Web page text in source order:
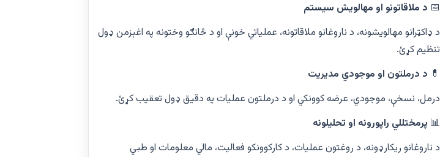
📅 د ملاقاتونو او مهالویش سیستم
د ډاکټرانو مهالویشونه، د ناروغانو ملاقاتونه، عملیاتي خونې او د څانګو وختونه په اغېزمن ډول
تنظیم کړئ.
💊 د درملتون او موجودي مدیریت
درمل، نسخې، موجودي، عرضه کوونکي او د درملتون عملیات په دقیق ډول تعقیب کړئ.
📊 پرمختللي راپورونه او تحلیلونه
د ناروغانو ریکارډونه، د روغتون عملیات، د کارکوونکو فعالیت، مالي معلومات او طبي